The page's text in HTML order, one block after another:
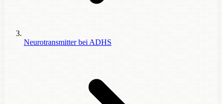
Neurotransmitter bei ADHS